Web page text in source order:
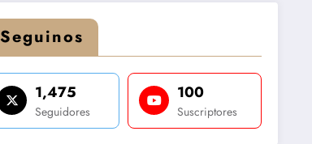
Seguinos
1,475
Seguidores
100
Suscriptores